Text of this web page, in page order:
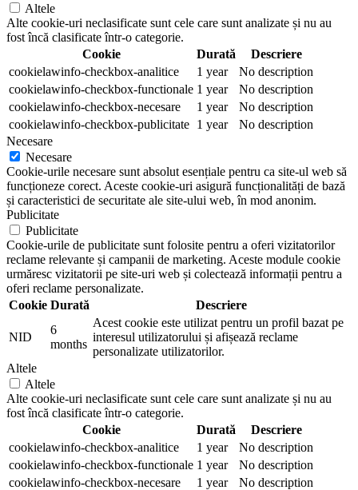
Altele
Alte cookie-uri neclasificate sunt cele care sunt analizate și nu au
fost încă clasificate într-o categorie.
Cookie
Durată
Descriere
cookielawinfo-checkbox-analitice
1 year
No description
cookielawinfo-checkbox-functionale 1 year
No description
cookielawinfo-checkbox-necesare
1 year
No description
cookielawinfo-checkbox-publicitate 1 year
No description
Necesare
Necesare
Cookie-urile necesare sunt absolut esențiale pentru ca site-ul web să
funcționeze corect. Aceste cookie-uri asigură funcționalități de bază
și caracteristici de securitate ale site-ului web, în mod anonim.
Publicitate
Publicitate
Cookie-urile de publicitate sunt folosite pentru a oferi vizitatorilor
reclame relevante și campanii de marketing. Aceste module cookie
urmăresc vizitatorii pe site-uri web și colectează informații pentru a
oferi reclame personalizate.
Cookie Durată Descriere
NID
6
months
Acest cookie este utilizat pentru un profil bazat pe
interesul utilizatorului și afișează reclame
personalizate utilizatorilor.
Altele
Altele
Alte cookie-uri neclasificate sunt cele care sunt analizate și nu au
fost încă clasificate într-o categorie.
Cookie
Durată
Descriere
cookielawinfo-checkbox-analitice
1 year
No description
cookielawinfo-checkbox-functionale 1 year
No description
cookielawinfo-checkbox-necesare
1 year
No description